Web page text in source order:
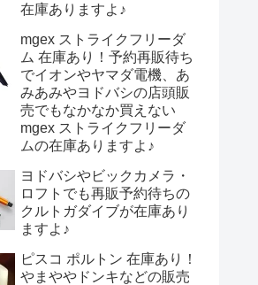
在庫ありますよ♪
mgex ストライクフリーダ
ム 在庫あり！予約再販待ち
でイオンやヤマダ電機、あ
みあみやヨドバシの店頭販
売でもなかなか買えない
mgex ストライクフリーダ
ムの在庫ありますよ♪
ヨドバシやビックカメラ・
ロフトでも再販予約待ちの
クルトガダイブが在庫あり
ますよ♪
ピスコ ポルトン 在庫あり！
やまややドンキなどの販売